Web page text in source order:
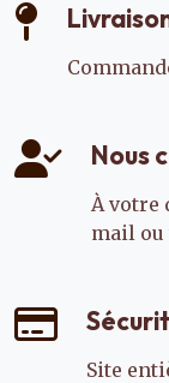
Nous
À votre
mail ou
Site